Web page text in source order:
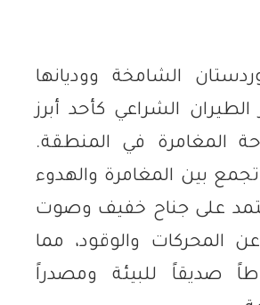
الشامخة ووديانها
الطيران الشراعي كأحد أبرز
المغامرة في المنطقة.
بين المغامرة والهدوء
على جناح خفيف وصوت
عن المحركات والوقود، مما
صديقاً للبيئة ومصدراً